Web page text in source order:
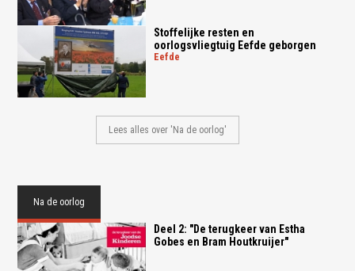
Stoffelijke resten en
oorlogsvliegtuig Eefde geborgen
eefde
Lees alles over 'Na de oorlog'
Na de oorlog
Deel 2: "De terugkeer van Estha
Gobes en Bram Houtkruijer"